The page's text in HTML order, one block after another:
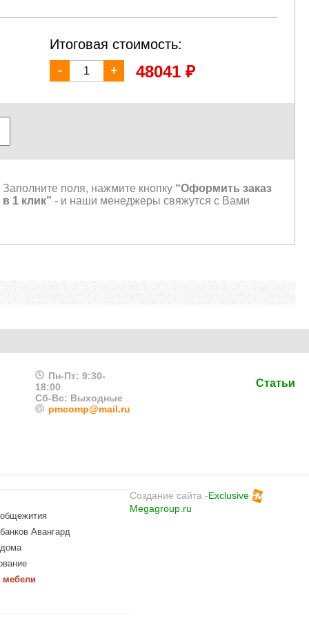
Итоговая стоимость:
- + 48041 ₽
Заполните поля, нажмите кнопку “Оформить заказ
в 1 клик” - и наши менеджеры свяжутся с Вами
Статьи
Пн-Пт: 9:30-
18:00
Сб-Вс: Выходные
pmcomp@mail.ru
Авангард
мебели
Создание сайта -Exclusive
Megagroup.ru